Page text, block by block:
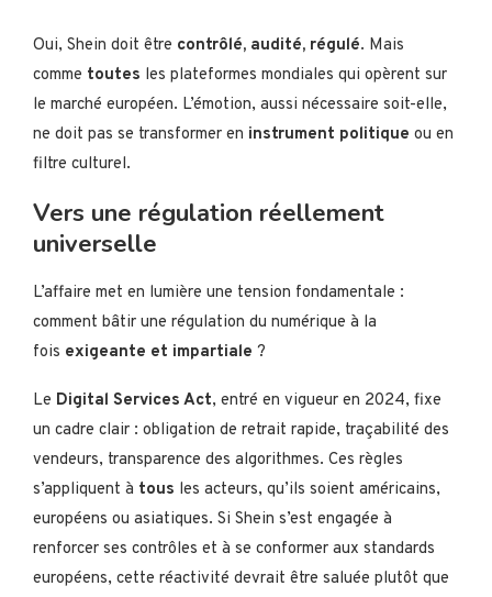
Oui, Shein doit être contrôlé, audité, régulé. Mais
comme toutes les plateformes mondiales qui opèrent sur
le marché européen. L’émotion, aussi nécessaire soit-elle,
ne doit pas se transformer en instrument politique ou en
filtre culturel.
Vers une régulation réellement
universelle
L’affaire met en lumière une tension fondamentale :
comment bâtir une régulation du numérique à la
fois exigeante et impartiale ?
Le Digital Services Act, entré en vigueur en 2024, fixe
un cadre clair : obligation de retrait rapide, traçabilité des
vendeurs, transparence des algorithmes. Ces règles
s’appliquent à tous les acteurs, qu’ils soient américains,
européens ou asiatiques. Si Shein s’est engagée à
renforcer ses contrôles et à se conformer aux standards
européens, cette réactivité devrait être saluée plutôt que